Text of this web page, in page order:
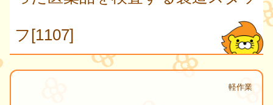
フ[1107]
軽作業